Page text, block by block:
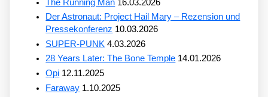
The Running Man 16.03.2026
Der Astronaut: Project Hail Mary – Rezension und
Pressekonferenz 10.03.2026
SUPER-PUNK 4.03.2026
28 Years Later: The Bone Temple 14.01.2026
Opi 12.11.2025
Faraway 1.10.2025